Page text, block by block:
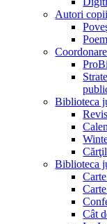
Autori
Biblioteca
Biblioteca
Cât